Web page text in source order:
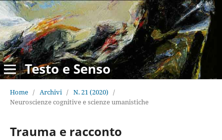
Testo e Senso
Home / Archivi / N. 21 (2020) /
Neuroscienze cognitive e scienze umanistiche
Trauma e racconto